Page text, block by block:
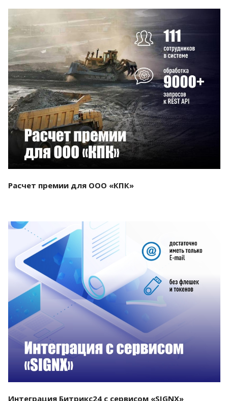
Смотреть проект
Расчет премии для ООО «КПК»
Смотреть проект
Интеграция Битрикс24 с сервисом «SIGNX»